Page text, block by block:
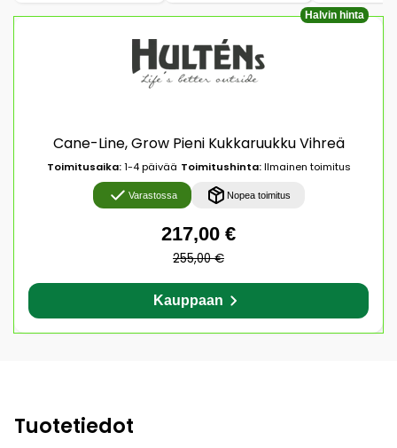
Halvin hinta
Cane-Line, Grow Pieni Kukkaruukku Vihreä
Toimitusaika:1-4 päivää Toimitushinta:Ilmainen toimitus
Varastossa Nopea toimitus
217,00 €
255,00 €
Kauppaan
Tuotetiedot